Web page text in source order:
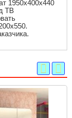
1950х400х440
ТВ